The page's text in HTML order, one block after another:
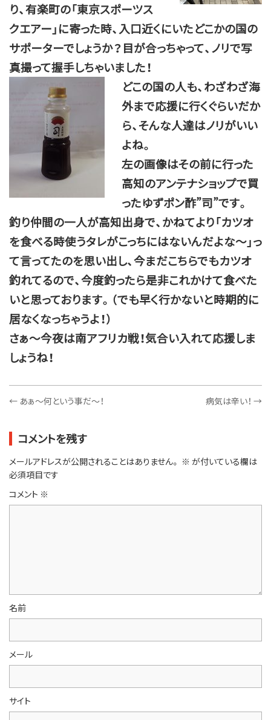
り、有楽町の「東京スポーツス
クエアー」に寄った時、入口近くにいたどこかの国の
サポーターでしょうか？目が合っちゃって、ノリで写
真撮って握手しちゃいました！
どこの国の人も、わざわざ海
外まで応援に行くぐらいだか
ら、そんな人達はノリがいい
よね。
左の画像はその前に行った
高知のアンテナショップで買
ったゆずポン酢”司”です。
釣り仲間の一人が高知出身で、かねてより「カツオ
を食べる時使うタレがこっちにはないんだよな～」っ
て言ってたのを思い出し、今まだこちらでもカツオ
釣れてるので、今度釣ったら是非これかけて食べた
いと思っております。（でも早く行かないと時期的に
居なくなっちゃうよ！）
さぁ～今夜は南アフリカ戦！気合い入れて応援しま
しょうね！
← あぁ～何という事だ～！ 病気は辛い！ →
コメントを残す
メールアドレスが公開されることはありません。 ※ が付いている欄は
必須項目です
コメント ※
名前
メール
サイト